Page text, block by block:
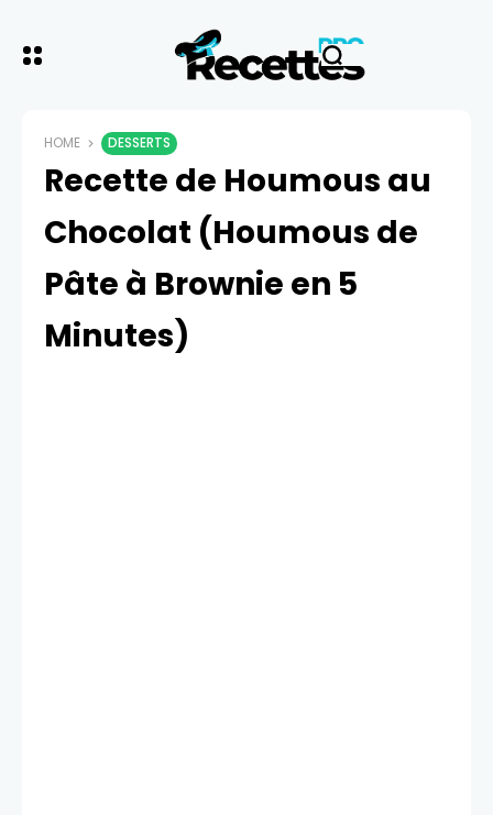
HOME DESSERTS
Recette de Houmous au
Chocolat (Houmous de
Pâte à Brownie en 5
Minutes)